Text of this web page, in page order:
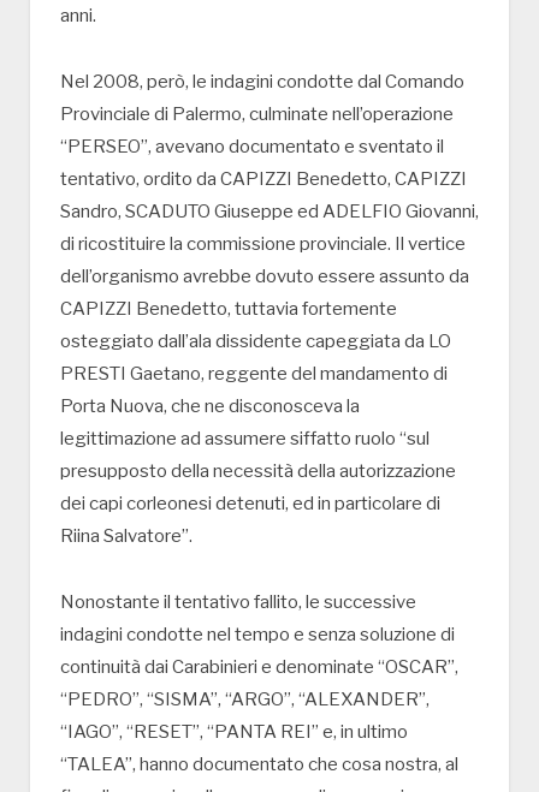
anni.
Nel 2008, però, le indagini condotte dal Comando
Provinciale di Palermo, culminate nell’operazione
“PERSEO”, avevano documentato e sventato il
tentativo, ordito da CAPIZZI Benedetto, CAPIZZI
Sandro, SCADUTO Giuseppe ed ADELFIO Giovanni,
di ricostituire la commissione provinciale. Il vertice
dell’organismo avrebbe dovuto essere assunto da
CAPIZZI Benedetto, tuttavia fortemente
osteggiato dall’ala dissidente capeggiata da LO
PRESTI Gaetano, reggente del mandamento di
Porta Nuova, che ne disconosceva la
legittimazione ad assumere siffatto ruolo “sul
presupposto della necessità della autorizzazione
dei capi corleonesi detenuti, ed in particolare di
Riina Salvatore”.
Nonostante il tentativo fallito, le successive
indagini condotte nel tempo e senza soluzione di
continuità dai Carabinieri e denominate “OSCAR”,
“PEDRO”, “SISMA”, “ARGO”, “ALEXANDER”,
“IAGO”, “RESET”, “PANTA REI” e, in ultimo
“TALEA”, hanno documentato che cosa nostra, al